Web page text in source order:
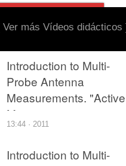
Ver más Vídeos didácticos
Introduction to Multi-
Probe Antenna
Measurements.
Measurements
13:44 · 2011
Introduction to Multi-